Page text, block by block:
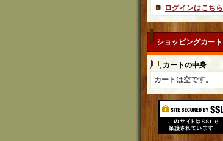
ログインはこちら
ショッピングカート
カートの中身
カートは空です。